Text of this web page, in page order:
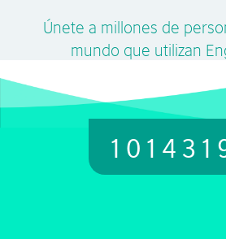
Únete a millones de
mundo que utilizan